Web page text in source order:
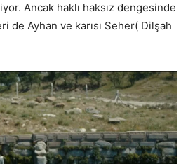
Ancak haklı haksız dengesinde
de Ayhan ve karısı Seher( Dilşah